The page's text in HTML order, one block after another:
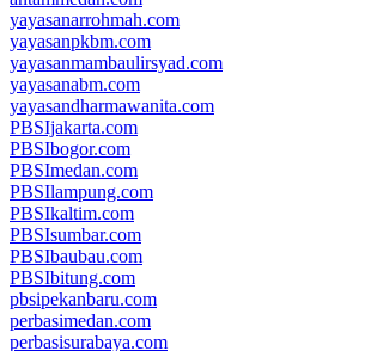
yayasanarrohmah.com
yayasanpkbm.com
yayasanmambaulirsyad.com
yayasanabm.com
yayasandharmawanita.com
PBSIjakarta.com
PBSIbogor.com
PBSImedan.com
PBSIlampung.com
PBSIkaltim.com
PBSIsumbar.com
PBSIbaubau.com
PBSIbitung.com
pbsipekanbaru.com
perbasimedan.com
perbasisurabaya.com